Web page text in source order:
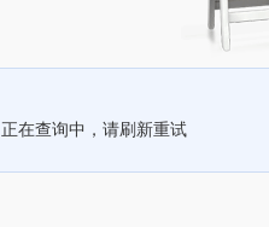
正在查询中，请刷新重试